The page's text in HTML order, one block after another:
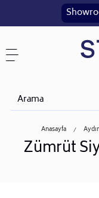
Anasayfa
Zümrüt